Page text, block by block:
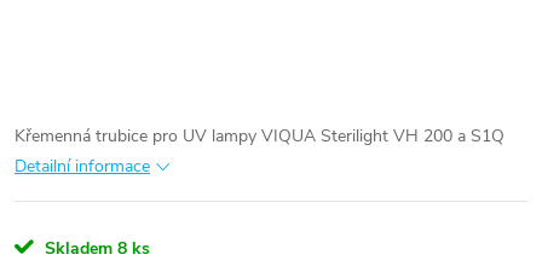
Křemenná trubice pro UV lampy VIQUA Sterilight VH 200 a S1Q
Detailní informace
Skladem 8 ks